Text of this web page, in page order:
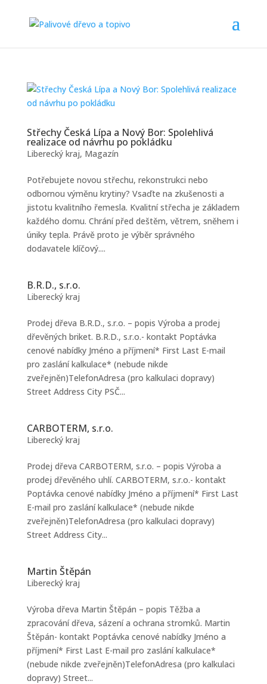
Střechy Česká Lípa a Nový Bor: Spolehlivá
realizace od návrhu po pokládku
Liberecký kraj, Magazín
Potřebujete novou střechu, rekonstrukci nebo
odbornou výměnu krytiny? Vsaďte na zkušenosti a
jistotu kvalitního řemesla. Kvalitní střecha je základem
každého domu. Chrání před deštěm, větrem, sněhem i
úniky tepla. Právě proto je výběr správného
dodavatele klíčový....
B.R.D., s.r.o.
Liberecký kraj
Prodej dřeva B.R.D., s.r.o. – popis Výroba a prodej
dřevěných briket. B.R.D., s.r.o.- kontakt Poptávka
cenové nabídky Jméno a příjmení* First Last E-mail
pro zaslání kalkulace* (nebude nikde
zveřejněn)TelefonAdresa (pro kalkulaci dopravy)
Street Address City PSČ...
CARBOTERM, s.r.o.
Liberecký kraj
Prodej dřeva CARBOTERM, s.r.o. – popis Výroba a
prodej dřevěného uhlí. CARBOTERM, s.r.o.- kontakt
Poptávka cenové nabídky Jméno a příjmení* First Last
E-mail pro zaslání kalkulace* (nebude nikde
zveřejněn)TelefonAdresa (pro kalkulaci dopravy)
Street Address City...
Martin Štěpán
Liberecký kraj
Výroba dřeva Martin Štěpán – popis Těžba a
zpracování dřeva, sázení a ochrana stromků. Martin
Štěpán- kontakt Poptávka cenové nabídky Jméno a
příjmení* First Last E-mail pro zaslání kalkulace*
(nebude nikde zveřejněn)TelefonAdresa (pro kalkulaci
dopravy) Street...